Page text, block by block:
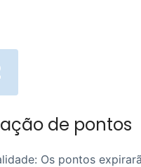
de pontos
Os pontos